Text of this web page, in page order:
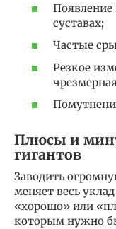
суставах;
Частые
Резкое
Плюсы и
гигантов
Заводить
меняет весь
«хорошо» или
которым нужно